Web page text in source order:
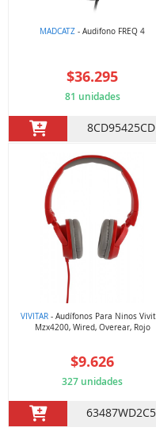
MADCATZ - Audifono FREQ 4
$36.295
81 unidades
8CD95425CD
VIVITAR - Audífonos Para Ninos
Mzx4200, Wired, Overear, Rojo
$9.626
327 unidades
63487WD2C5